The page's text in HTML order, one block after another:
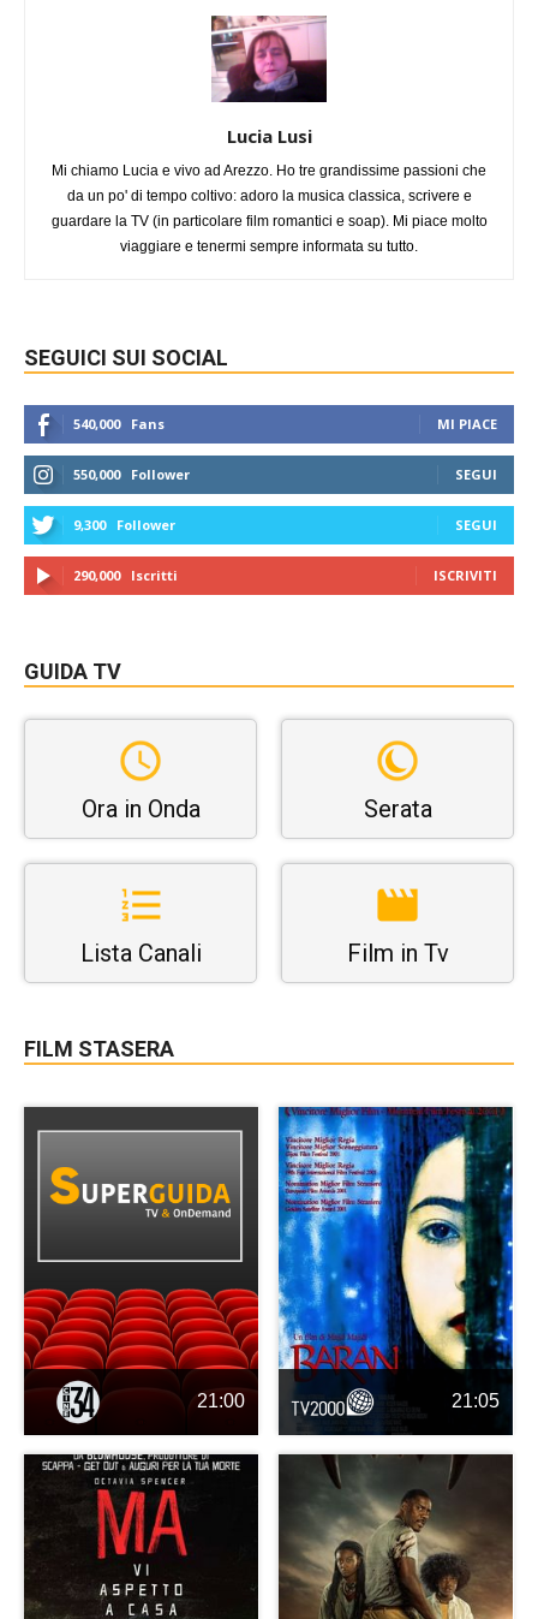
Lucia Lusi
Mi chiamo Lucia e vivo ad Arezzo. Ho tre grandissime passioni che
da un po' di tempo coltivo: adoro la musica classica, scrivere e
guardare la TV (in particolare film romantici e soap). Mi piace molto
viaggiare e tenermi sempre informata su tutto.
SEGUICI SUI SOCIAL
540,000 Fans MI PIACE
550,000 Follower SEGUI
9,300 Follower SEGUI
290,000 Iscritti ISCRIVITI
GUIDA TV
Ora in Onda Serata
Lista Canali Film in Tv
FILM STASERA
21:00 21:05